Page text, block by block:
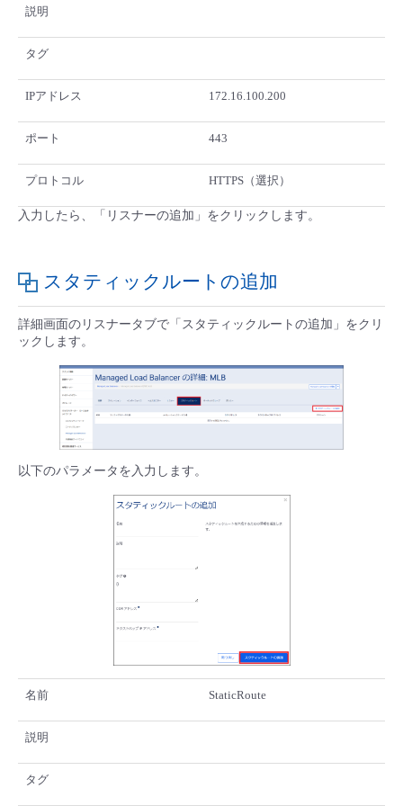
説明
タグ
IPアドレス 172.16.100.200
ポート 443
プロトコル HTTPS（選択）
入力したら、「リスナーの追加」をクリックします。
スタティックルートの追加
詳細画面のリスナータブで「スタティックルートの追加」をクリ
ックします。
以下のパラメータを入力します。
名前 StaticRoute
説明
タグ